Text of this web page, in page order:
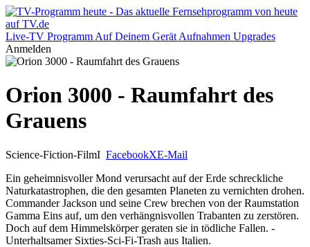
Live-TV Programm Auf Deinem Gerät Aufnahmen Upgrades
Anmelden
Orion 3000 - Raumfahrt des
Grauens
Science-Fiction-FilmI FacebookXE-Mail
Ein geheimnisvoller Mond verursacht auf der Erde schreckliche
Naturkatastrophen, die den gesamten Planeten zu vernichten drohen.
Commander Jackson und seine Crew brechen von der Raumstation
Gamma Eins auf, um den verhängnisvollen Trabanten zu zerstören.
Doch auf dem Himmelskörper geraten sie in tödliche Fallen. -
Unterhaltsamer Sixties-Sci-Fi-Trash aus Italien.